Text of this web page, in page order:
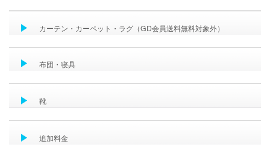
カーテン・カーペット・ラグ（GD会員送料無料対象外）
布団・寝具
靴
追加料金